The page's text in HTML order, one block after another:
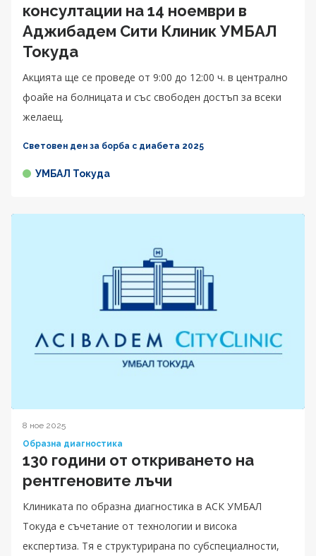
консултации на 14 ноември в
Аджибадем Сити Клиник УМБАЛ
Токуда
Акцията ще се проведе от 9:00 до 12:00 ч. в централно
фоайе на болницата и със свободен достъп за всеки
желаещ.
Световен ден за борба с диабета 2025
УМБАЛ Токуда
8 ное 2025
Образна диагностика
130 години от откриването на
рентгеновите лъчи
Клиниката по образна диагностика в АСК УМБАЛ
Токуда е съчетание от технологии и висока
експертиза. Тя е структурирана по субспециалности,